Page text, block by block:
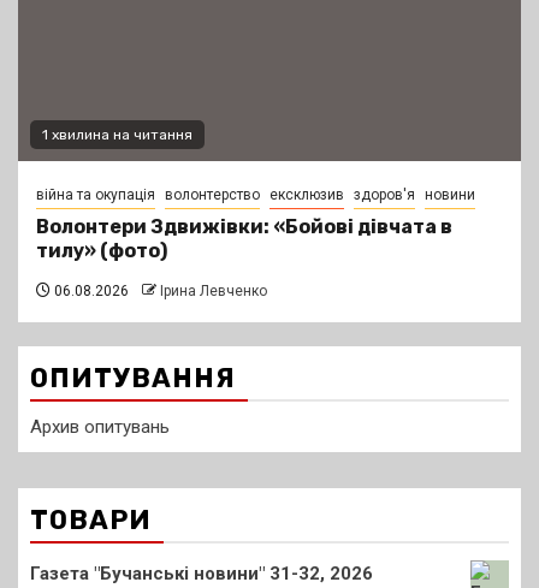
1 хвилина на читання
війна та окупація волонтерство ексклюзив здоров'я новини
Волонтери Здвижівки: «Бойові дівчата в
тилу» (фото)
06.08.2026 Ірина Левченко
ОПИТУВАННЯ
Архив опитувань
ТОВАРИ
Газета "Бучанські новини" 31-32, 2026